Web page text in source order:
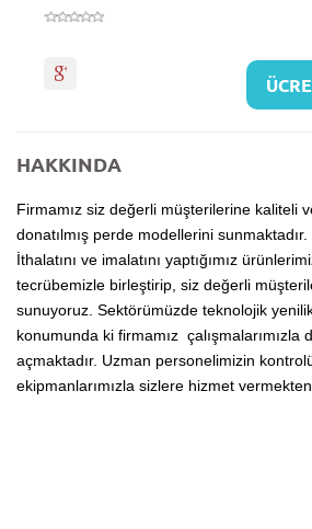
HAKKINDA
Firmamız siz değerli müşterilerine kaliteli
donatılmış perde modellerini sunmaktadır.
İthalatını ve imalatını yaptığımız
tecrübemizle birleştirip, siz değerli
sunuyoruz. Sektörümüzde teknolojik
konumunda ki firmamız çalışmalarımızla
açmaktadır. Uzman personelimizin
ekipmanlarımızla sizlere hizmet